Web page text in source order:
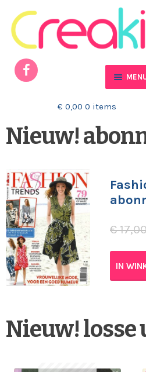
Ga door naar navigatie
Ga naar de inhoud
€ 0,00 0 items
Actueel
Winkelmand
Contact
Nieuw!
€
IN
Nieuw! losse